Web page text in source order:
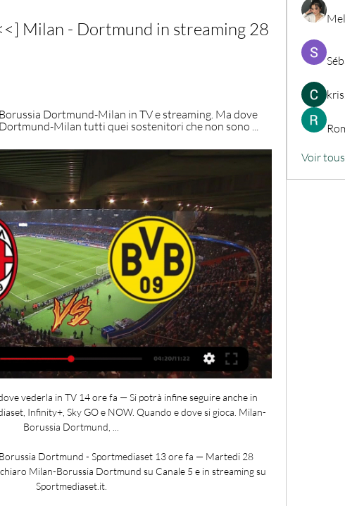
Milan - Dortmund in streaming 28
Dortmund-Milan in TV e streaming. Ma dove
Milan tutti quei sostenitori che non sono ...
vederla in TV 14 ore fa — Si potrà infine seguire anche in
Infinity+, Sky GO e NOW. Quando e dove si gioca. Milan-
Borussia Dortmund, ...
Dortmund - Sportmediaset 13 ore fa — Martedi 28
Milan-Borussia Dortmund su Canale 5 e in streaming su
Sportmediaset.it.
Voir